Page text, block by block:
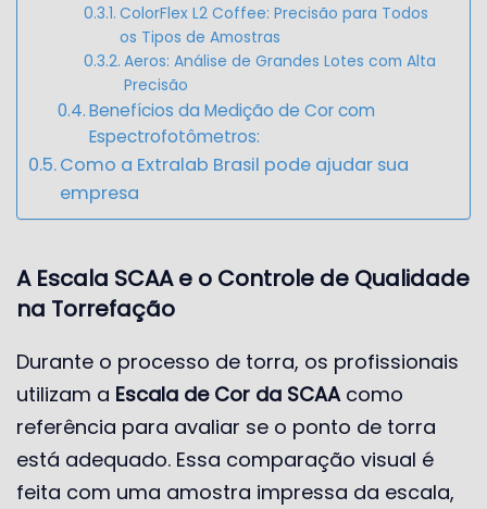
ColorFlex L2 Coffee: Precisão para Todos
os Tipos de Amostras
Aeros: Análise de Grandes Lotes com Alta
Precisão
Benefícios da Medição de Cor com
Espectrofotômetros:
Como a Extralab Brasil pode ajudar sua
empresa
A Escala SCAA e o Controle de Qualidade
na Torrefação
Durante o processo de torra, os profissionais
utilizam a Escala de Cor da SCAAcomo
referência para avaliar se o ponto de torra
está adequado. Essa comparação visual é
feita com uma amostra impressa da escala,